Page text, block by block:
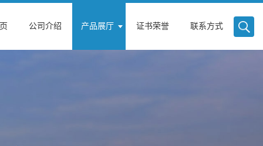
公司介绍 产品展厅 证书荣誉 联系方式